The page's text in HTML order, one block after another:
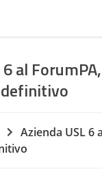
al
Azienda USL 6